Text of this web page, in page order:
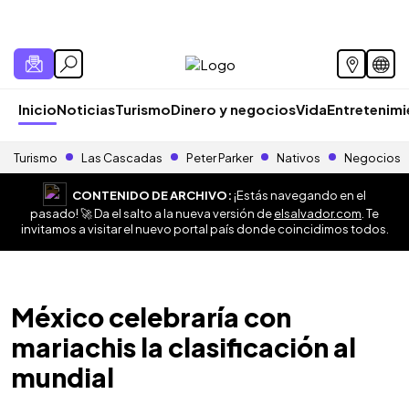
InicioNoticiasTurismoDinero y negociosVida
Turismo Las Cascadas Peter Parker Nativos Negocios
CONTENIDO DE ARCHIVO:¡Estás navegando en el
pasado! 🚀 Da el salto a la nueva versión deelsalvador.com . Te
invitamos a visitar el nuevo portal país donde coincidimos todos.
México celebraría con
mariachis la clasificación al
mundial